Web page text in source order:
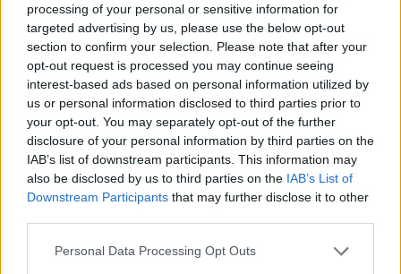
processing of your personal or sensitive information for
targeted advertising by us, please use the below opt-out
section to confirm your selection. Please note that after your
opt-out request is processed you may continue seeing
interest-based ads based on personal information utilized by
us or personal information disclosed to third parties prior to
your opt-out. You may separately opt-out of the further
disclosure of your personal information by third parties on the
IAB’s list of downstream participants. This information may
also be disclosed by us to third parties on the IAB’s List of
Downstream Participants that may further disclose it to other
Please note that this website/app uses one or more Google
Personal Data Processing Opt Outs
strade non percorse. Ogni decisione nel casting è
un tassello fondamentale della narrativa
cinematografica, e ogni attore contribuisce a
scrivere la storia del cinema in modi unici e
inaspettati. Quali altre scelte di casting ti hanno
mai colpito? La magia del cinema è proprio in
queste storie non raccontate.
Staff